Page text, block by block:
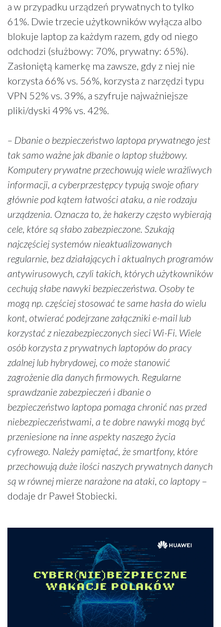
a w przypadku urządzeń prywatnych to tylko
61%. Dwie trzecie użytkowników wyłącza albo
blokuje laptop za każdym razem, gdy od niego
odchodzi (służbowy: 70%, prywatny: 65%).
Zasłoniętą kamerkę ma zawsze, gdy z niej nie
korzysta 66% vs. 56%, korzysta z narzędzi typu
VPN 52% vs. 39%, a szyfruje najważniejsze
pliki/dyski 49% vs. 42%.
– Dbanie o bezpieczeństwo laptopa prywatnego jest
tak samo ważne jak dbanie o laptop służbowy.
Komputery prywatne przechowują wiele wrażliwych
informacji, a cyberprzestępcy typują swoje ofiary
głównie pod kątem łatwości ataku, a nie rodzaju
urządzenia. Oznacza to, że hakerzy często wybierają
cele, które są słabo zabezpieczone. Szukają
najczęściej systemów nieaktualizowanych
regularnie, bez działających i aktualnych programów
antywirusowych, czyli takich, których użytkowników
cechują słabe nawyki bezpieczeństwa. Osoby te
mogą np. częściej stosować te same hasła do wielu
kont, otwierać podejrzane załączniki e-mail lub
korzystać z niezabezpieczonych sieci Wi-Fi. Wiele
osób korzysta z prywatnych laptopów do pracy
zdalnej lub hybrydowej, co może stanowić
zagrożenie dla danych firmowych. Regularne
sprawdzanie zabezpieczeń i dbanie o
bezpieczeństwo laptopa pomaga chronić nas przed
niebezpieczeństwami, a te dobre nawyki mogą być
przeniesione na inne aspekty naszego życia
cyfrowego. Należy pamiętać, że smartfony, które
przechowują duże ilości naszych prywatnych danych
są w równej mierze narażone na ataki, co laptopy–
dodaje dr Paweł Stobiecki.